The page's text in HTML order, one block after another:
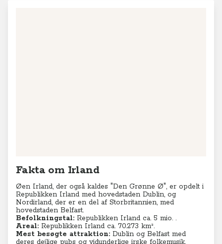
Fakta om Irland
Øen Irland, der også kaldes "Den Grønne Ø", er opdelt i
Republikken Irland med hovedstaden Dublin, og
Nordirland, der er en del af Storbritannien, med
hovedstaden Belfast.
Befolkningstal: Republikken Irland ca. 5 mio. .
Areal: Republikken Irland ca. 70.273 km².
Mest besøgte attraktion: Dublin og Belfast med
deres dejlige pubs og vidunderlige irske folkemusik.